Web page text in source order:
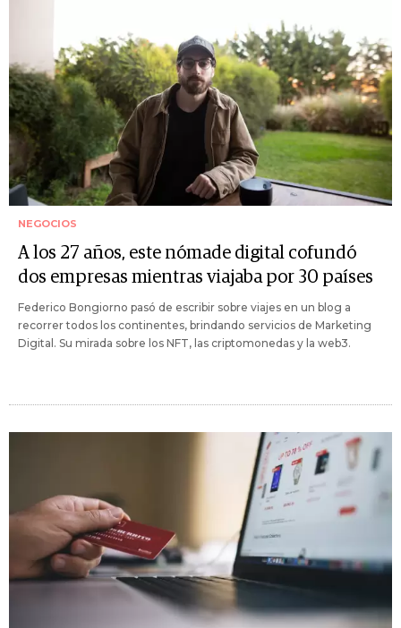
NEGOCIOS
A los 27 años, este nómade digital cofundó
dos empresas mientras viajaba por 30 países
Federico Bongiorno pasó de escribir sobre viajes en un blog a
recorrer todos los continentes, brindando servicios de Marketing
Digital. Su mirada sobre los NFT, las criptomonedas y la web3.